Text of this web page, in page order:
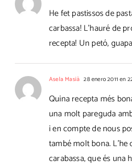
He fet pastissos de
carbassa! L'hauré de
recepta! Un petó,
Asela Masià 28 enero 2011 en
Quina recepta més
una molt pareguda
i en compte de nous
també molt bona. L'he
carabassa, que és una